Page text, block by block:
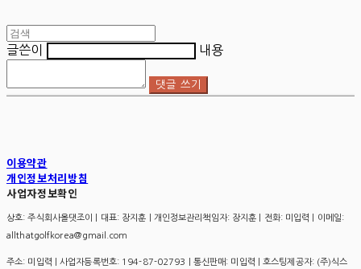
글쓴이 내용
댓글 쓰기
이용약관
개인정보처리방침
사업자정보확인
상호: 주식회사올댓조이 | 대표: 장지훈 | 개인정보관리책임자: 장지훈 | 전화: 미입력 | 이메일:
allthatgolfkorea@gmail.com
주소: 미입력 | 사업자등록번호: 194-87-02793 | 통신판매: 미입력 | 호스팅제공자: (주)식스